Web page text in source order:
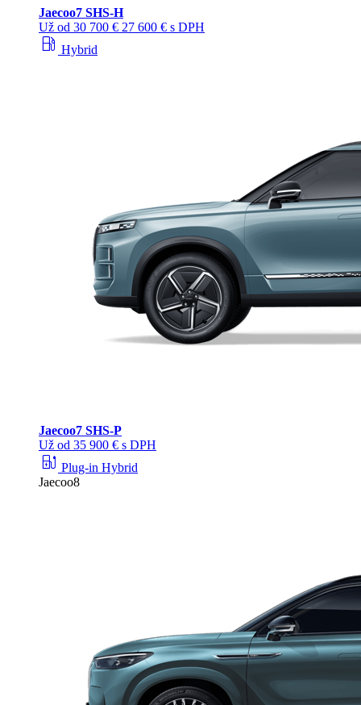
Jaecoo7 SHS-H
Už od 30 700 € 27 600 € s DPH
local_gas_station Hybrid
Jaecoo7 SHS-P
Už od 35 900 € s DPH
ev_station Plug-in Hybrid
Jaecoo8